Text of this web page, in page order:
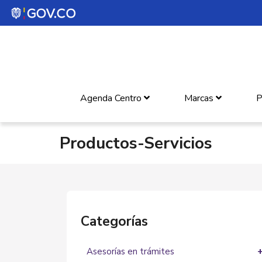
Agenda Centro Marcas
Productos-Servicios
Categorías
Asesorías en trámites